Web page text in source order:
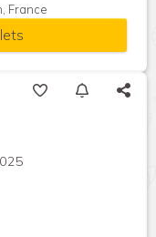
France